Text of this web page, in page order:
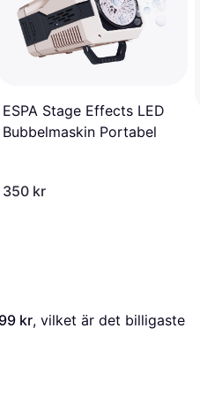
ESPA Stage Effects LED
Bubbelmaskin Portabel
350 kr
99 kr, vilket är det billigaste